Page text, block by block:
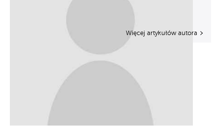
Więcej artykułów autora